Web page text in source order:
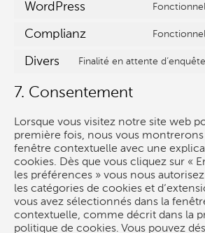
WordPress Fonctionnel
Complianz Fonctionnel
Divers Finalité en attente d’enquête
7. Consentement
Lorsque vous visitez notre site web
première fois, nous vous montrerons
fenêtre contextuelle avec une
cookies. Dès que vous cliquez sur «
les préférences » vous nous
les catégories de cookies et
vous avez sélectionnés dans la
contextuelle, comme décrit dans la
politique de cookies. Vous pouvez